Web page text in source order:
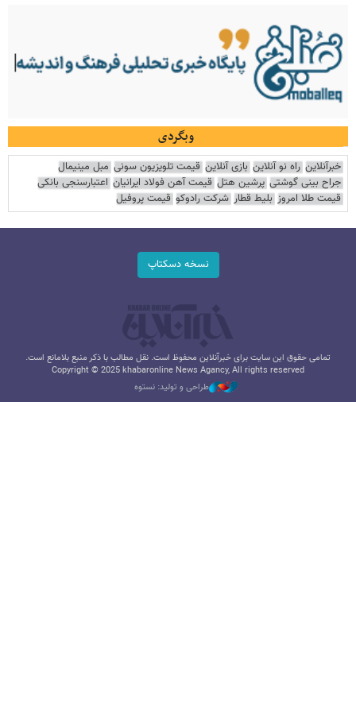
وبگردی
خبرآنلاین راه نو آنلاین بازی آنلاین قیمت تلویزیون سونی مبل مینیمال
جراح بینی گوشتی پرشین هتل قیمت آهن فولاد ایرانیان اعتبارسنجی بانکی
قیمت طلا امروز بلیط قطار شرکت رادوکو قیمت پروفیل
نسخه دسکتاپ
تمامی حقوق این سایت برای خبرآنلاین محفوظ است. نقل مطالب با ذکر منبع بلامانع است.
Copyright © 2025 khabaronline News Agancy, All rights reserved
طراحی و تولید: نستوه